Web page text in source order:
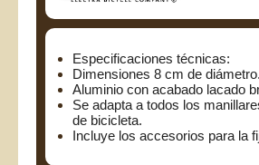
Especificaciones técnicas:
Dimensiones 8 cm de diámetro.
Aluminio con acabado lacado
Se adapta a todos los
de bicicleta.
Incluye los accesorios para la